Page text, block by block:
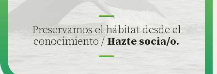
Preservamos el hábitat desde el
conocimiento / Hazte socia/o.